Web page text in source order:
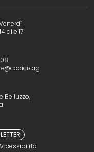
alle 17
Belluzzo,